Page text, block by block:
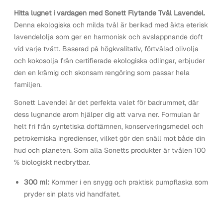
Hitta lugnet i vardagen med Sonett Flytande Tvål Lavendel.
Denna ekologiska och milda tvål är berikad med äkta eterisk
lavendelolja som ger en harmonisk och avslappnande doft
vid varje tvätt. Baserad på högkvalitativ, förtvålad olivolja
och kokosolja från certifierade ekologiska odlingar, erbjuder
den en krämig och skonsam rengöring som passar hela
familjen.
Sonett Lavendel är det perfekta valet för badrummet, där
dess lugnande arom hjälper dig att varva ner. Formulan är
helt fri från syntetiska doftämnen, konserveringsmedel och
petrokemiska ingredienser, vilket gör den snäll mot både din
hud och planeten. Som alla Sonetts produkter är tvålen 100
% biologiskt nedbrytbar.
300 ml: Kommer i en snygg och praktisk pumpflaska som
pryder sin plats vid handfatet.